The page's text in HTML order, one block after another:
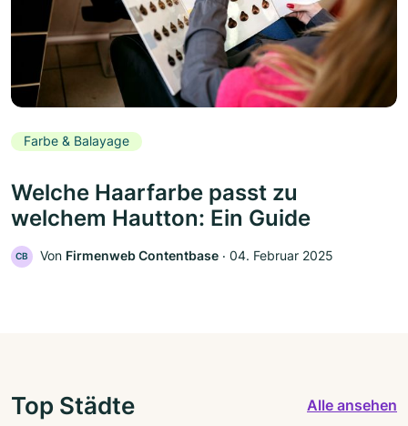
Farbe & Balayage
Welche Haarfarbe passt zu
welchem Hautton: Ein Guide
CB Von Firmenweb Contentbase ‧ 04. Februar 2025
Top Städte Alle ansehen